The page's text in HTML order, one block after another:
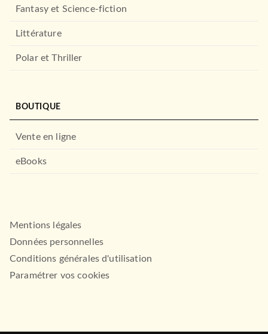
Fantasy et Science-fiction
Littérature
Polar et Thriller
BOUTIQUE
Vente en ligne
eBooks
Mentions légales
Données personnelles
Conditions générales d'utilisation
Paramétrer vos cookies